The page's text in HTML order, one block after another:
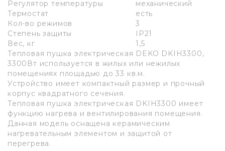
Регулятор температуры
механический
Термостат
есть
Кол-во режимов
3
Степень защиты
IP21
Вес, кг
1,5
Тепловая пушка электрическая DEKO DKIH3300,
3300Вт используется в жилых или нежилых
помещениях площадью до 33 кв.м.
Устройство имеет компактный размер и прочный
корпус квадратного сечения.
Тепловая пушка электрическая DKIH3300 имеет
функцию нагрева и вентилирования помещения.
Данная модель оснащена керамическим
нагревательным элементом и защитой от
перегрева.